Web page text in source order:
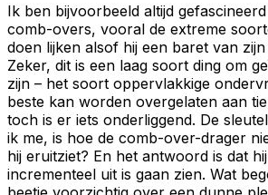
Ik ben bijvoorbeeld altijd
comb-overs, vooral de extreme
doen lijken alsof hij een baret van
Zeker, dit is een laag soort ding om
zijn – het soort oppervlakkige
beste kan worden overgelaten aan
toch is er iets onderliggend. De
ik me, is hoe de comb-over-drager
hij eruitziet? En het antwoord is dat
incrementeel uit is gaan zien. Wat